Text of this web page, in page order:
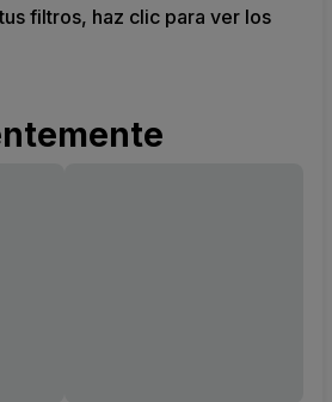
filtros, haz clic para ver los